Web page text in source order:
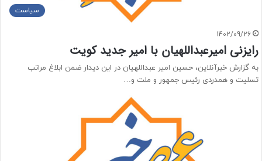
سیاست
1402/09/26
رایزنی امیرعبداللهیان با امیر جدید کویت
به گزارش خبرآنلاین، حسین امیر عبداللهیان در این دیدار ضمن ابلاغ مراتب
تسلیت و همدردی رئیس جمهور و ملت و…